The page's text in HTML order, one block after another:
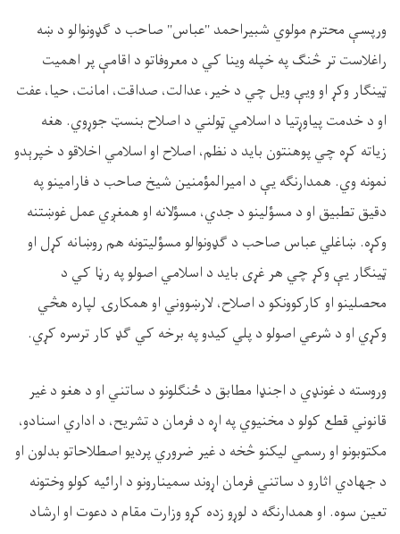
ورپسې محترم مولوي شبیراحمد "عباس" صاحب د ګډونوالو د ښه
راغلاست تر څنګ په خپله وینا کي د معروفاتو د اقامې پر اهمیت
ټینګار وکړ او ویې ویل چي د خیر، عدالت، صداقت، امانت، حیا، عفت
او د خدمت پیاوړتیا د اسلامي ټولني د اصلاح بنسټ جوړوي. هغه
زیاته کړه چي پوهنتون باید د نظم، اصلاح او اسلامي اخلاقو د خپرېدو
نمونه وي. همدارنګه یې د امیرالمؤمنین شیخ صاحب د فارامینو په
دقیق تطبیق او د مسؤلینو د جدي، مسؤلانه او همغږي عمل غوښتنه
وکړه. ښاغلي عباس صاحب د ګډونوالو مسؤلیتونه هم روښانه کړل او
ټینګار یې وکړ چي هر غړی باید د اسلامي اصولو په رڼا کي د
محصلینو او کارکوونکو د اصلاح، لارښووني او همکارۍ لپاره هڅي
وکړي او د شرعي اصولو د پلي کيدو په برخه کي ګډ کار ترسره کړي.
وروسته د غونډي د اجنډا مطابق د ځنګلونو د ساتني او د هغو د غیر
قانوني قطع کولو د مخنیوي په اړه د فرمان د تشريح، د اداري اسنادو،
مکتوبونو او رسمي لیکنو څخه د غير ضروري پرديو اصطلاحاتو بدلون او
د جهادي اثارو د ساتني فرمان اړوند سمینارونو د ارائيه کولو وختونه
تعین سوه. او همدارنګه د لوړو زده کړو وزارت مقام د دعوت او ارشاد